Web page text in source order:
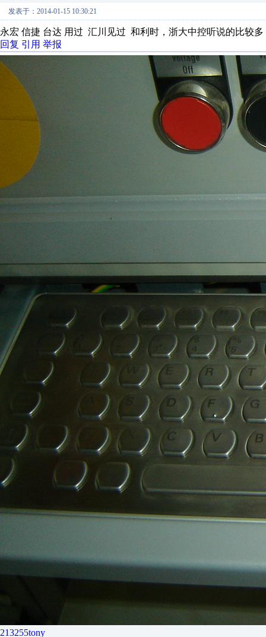
发表于：2014-01-15 10:30:21
永宏 信捷 台达 用过 汇川见过 和利时，浙大中控听说的比较
回复 引用 举报
213255tony